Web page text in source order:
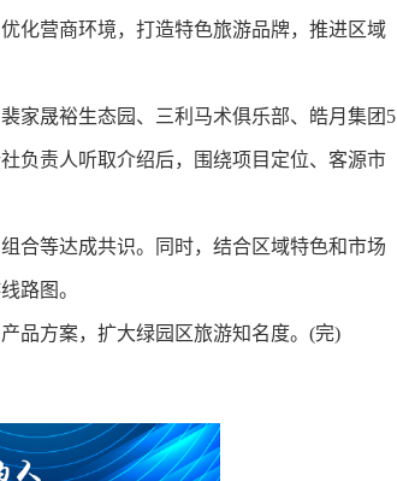
营商环境，打造特色旅游品牌，推进区域
晟裕生态园、三利马术俱乐部、皓月集团5
负责人听取介绍后，围绕项目定位、客源市
等达成共识。同时，结合区域特色和市场
路图。
方案，扩大绿园区旅游知名度。(完)